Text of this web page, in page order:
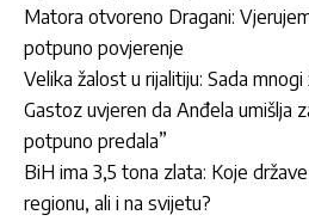
Matora otvoreno Dragani:
potpuno povjerenje
Velika žalost u rijalitiju: Sada mnogi
Gastoz uvjeren da Anđela umišlja
potpuno predala”
BiH ima 3,5 tona zlata: Koje
regionu, ali i na svijetu?